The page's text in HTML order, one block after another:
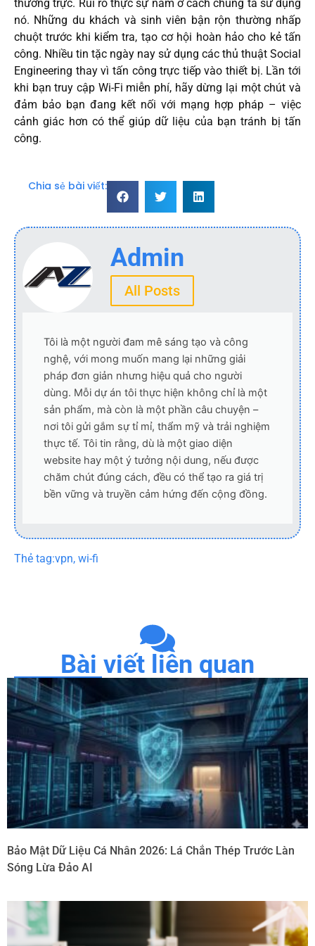
thường trực. Rủi ro thực sự nằm ở cách chúng ta sử dụng
nó. Những du khách và sinh viên bận rộn thường nhấp
chuột trước khi kiểm tra, tạo cơ hội hoàn hảo cho kẻ tấn
công. Nhiều tin tặc ngày nay sử dụng các thủ thuật Social
Engineering thay vì tấn công trực tiếp vào thiết bị. Lần tới
khi bạn truy cập Wi-Fi miễn phí, hãy dừng lại một chút và
đảm bảo bạn đang kết nối với mạng hợp pháp – việc
cảnh giác hơn có thể giúp dữ liệu của bạn tránh bị tấn
công.
Chia sẻ bài viết:
Admin
All Posts
Tôi là một người đam mê sáng tạo và công
nghệ, với mong muốn mang lại những giải
pháp đơn giản nhưng hiệu quả cho người
dùng. Mỗi dự án tôi thực hiện không chỉ là một
sản phẩm, mà còn là một phần câu chuyện –
nơi tôi gửi gắm sự tỉ mỉ, thẩm mỹ và trải nghiệm
thực tế. Tôi tin rằng, dù là một giao diện
website hay một ý tưởng nội dung, nếu được
chăm chút đúng cách, đều có thể tạo ra giá trị
bền vững và truyền cảm hứng đến cộng đồng.
Thẻ tag:vpn, wi-fi
Bài viết liên quan
Bảo Mật Dữ Liệu Cá Nhân 2026: Lá Chắn Thép Trước Làn
Sóng Lừa Đảo AI